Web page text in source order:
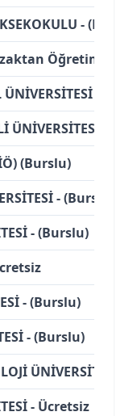
-
Öğretim)
ÜNİVERSİTESİ -
ÜNİVERSİTESİ -
(Burslu)
- (Burslu)
- (Burslu)
- (Burslu)
- (Burslu)
ÜNİVERSİTESİ -
- Ücretsiz